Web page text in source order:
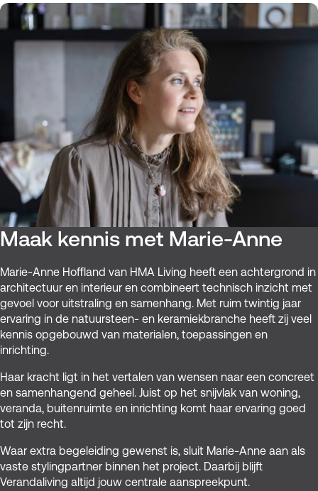
Maak kennis met Marie-Anne
Marie-Anne Hoffland van HMA Living heeft een achtergrond in
architectuur en interieur en combineert technisch inzicht met
gevoel voor uitstraling en samenhang. Met ruim twintig jaar
ervaring in de natuursteen- en keramiekbranche heeft zij veel
kennis opgebouwd van materialen, toepassingen en
inrichting.
Haar kracht ligt in het vertalen van wensen naar een concreet
en samenhangend geheel. Juist op het snijvlak van woning,
veranda, buitenruimte en inrichting komt haar ervaring goed
tot zijn recht.
Waar extra begeleiding gewenst is, sluit Marie-Anne aan als
vaste stylingpartner binnen het project. Daarbij blijft
Verandaliving altijd jouw centrale aanspreekpunt.